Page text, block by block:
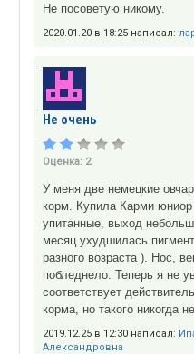
Не посоветую никому.
2020.01.20 в 18:25 написал:
Не очень
Оценка: 2
У меня две немецкие
корм. Купила Карми
упитанные, выход
месяц ухудшилась
разного возраста ). Нос,
побледнело. Теперь я не
соответствует
корма, но такого никогда
2019.12.25 в 12:30 написал:
Александровна